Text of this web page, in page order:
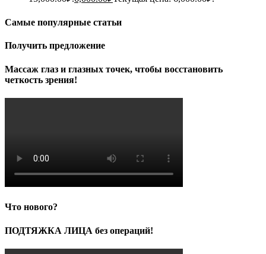
Самые популярные статьи
Получить предложение
Массаж глаз и глазных точек, чтобы восстановить
четкость зрения!
Что нового?
ПОДТЯЖКА ЛИЦА без операций!